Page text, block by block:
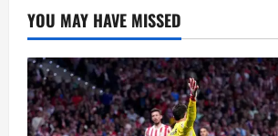
YOU MAY HAVE MISSED